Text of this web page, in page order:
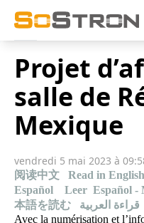
Projet
salle de
Mexique
vendredi 5 mai 2023 à
阅读中文 Read in English
Español
Leer Español -
本語を読む
قراءة العربية
Avec la numérisation et